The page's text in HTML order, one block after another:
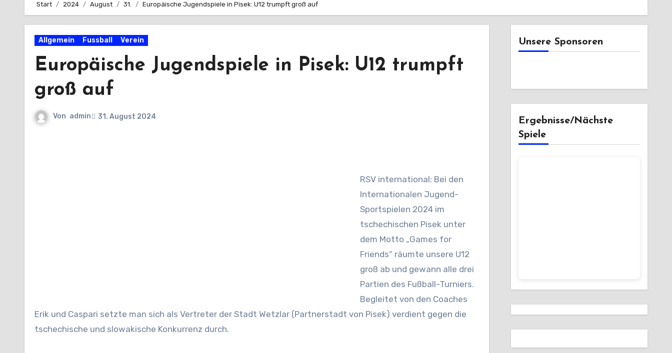
Start 2024 August 31. Europäische Jugendspiele in Pisek: U12 trumpft groß auf
Allgemein Fussball Verein
Europäische Jugendspiele in Pisek: U12 trumpft
groß auf
Von admin 31. August 2024
RSV international: Bei den
Internationalen Jugend-
Sportspielen 2024 im
tschechischen Pisek unter
dem Motto „Games for
Friends“ räumte unsere U12
groß ab und gewann alle drei
Partien des Fußball-Turniers.
Begleitet von den Coaches
Erik und Caspari setzte man sich als Vertreter der Stadt Wetzlar (Partnerstadt von Pisek) verdient gegen die
tschechische und slowakische Konkurrenz durch.
Unsere Sponsoren
Ergebnisse/Nächste
Spiele